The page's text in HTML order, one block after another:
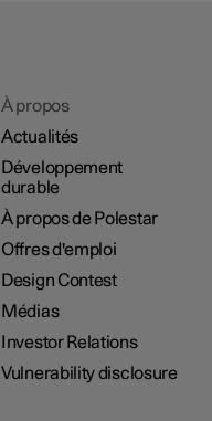
À propos
Actualités
Développement
durable
À propos de Polestar
Offres d'emploi
Design Contest
Médias
Investor Relations
Vulnerability disclosure